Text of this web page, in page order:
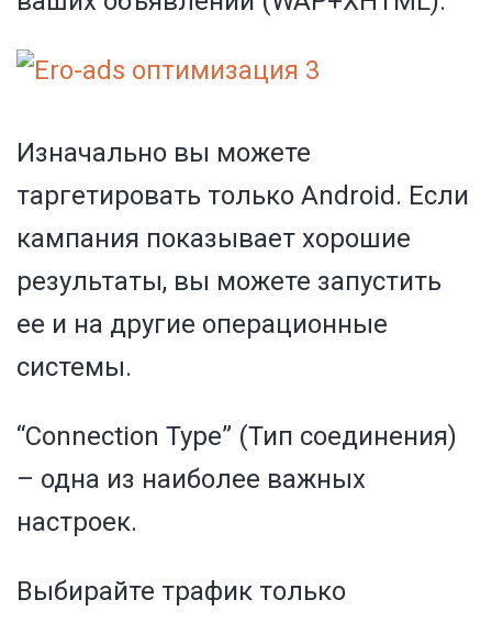
Изначально вы можете
таргетировать только Android. Если
кампания показывает хорошие
результаты, вы можете запустить
ее и на другие операционные
системы.
“Connection Type” (Тип соединения)
– одна из наиболее важных
настроек.
Выбирайте трафик только